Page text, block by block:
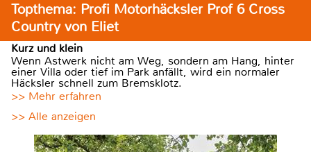
Topthema: Profi Motorhäcksler Prof 6 Cross
Country von Eliet
Kurz und klein
Wenn Astwerk nicht am Weg, sondern am Hang, hinter
einer Villa oder tief im Park anfällt, wird ein normaler
Häcksler schnell zum Bremsklotz.
>> Mehr erfahren
>> Alle anzeigen